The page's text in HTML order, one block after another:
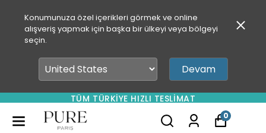
Konumunuza özel içerikleri görmek ve online
alışveriş yapmak için başka bir ülkeyi veya bölgeyi
seçin.
Devam
TÜM TÜRKİYE HIZLI TESLİMAT
0